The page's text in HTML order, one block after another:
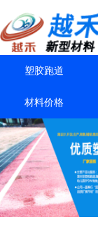
塑胶跑道
材料价格